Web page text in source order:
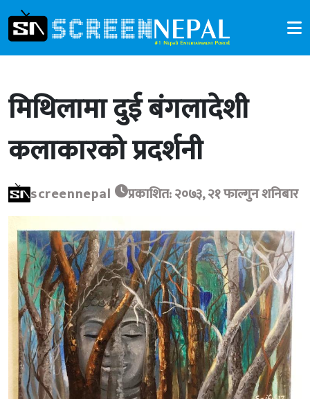
मिथिलामा दुई बंगलादेशी
कलाकारको प्रदर्शनी
screennepal प्रकाशित: २०७३, २१ फाल्गुन शनिबार